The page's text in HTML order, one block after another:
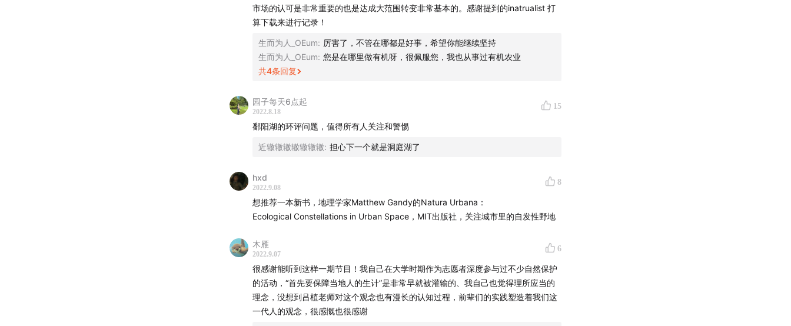
市场的认可是非常重要的也是达成大范围转变非常基本的。感谢提到的inatrualist 打
算下载来进行记录！
生而为人_OEum: 厉害了，不管在哪都是好事，希望你能继续坚持
生而为人_OEum: 您是在哪里做有机呀，很佩服您，我也从事过有机农业
共4条回复
园子每天6点起
2022.8.18
15
鄱阳湖的环评问题，值得所有人关注和警惕
近辙辙辙辙辙辙辙: 担心下一个就是洞庭湖了
hxd
2022.9.08
8
想推荐一本新书，地理学家Matthew Gandy的Natura Urbana：
Ecological Constellations in Urban Space，MIT出版社，关注城市里的自发性野地
木雁
2022.9.07
6
很感谢能听到这样一期节目！我自己在大学时期作为志愿者深度参与过不少自然保护
的活动，“首先要保障当地人的生计”是非常早就被灌输的、我自己也觉得理所应当的
理念，没想到吕植老师对这个观念也有漫长的认知过程，前辈们的实践塑造着我们这
一代人的观念，很感慨也很感谢